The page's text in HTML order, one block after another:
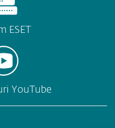
ESET
YouTube